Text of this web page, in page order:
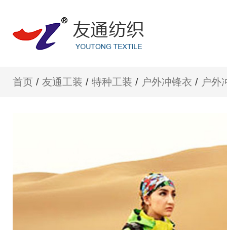
首页 / 友通工装 / 特种工装 / 户外冲锋衣 / 户外